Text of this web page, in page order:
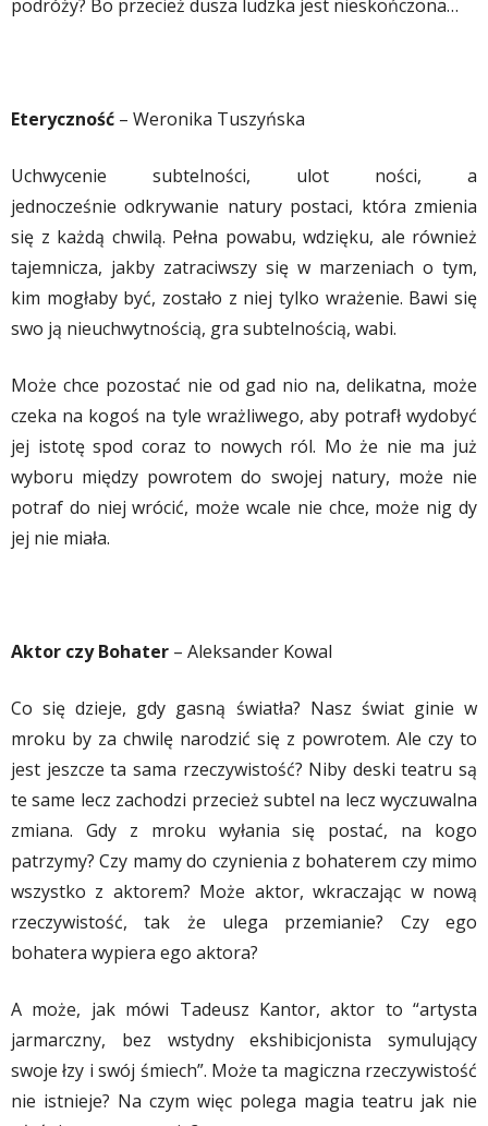
podróży? Bo przecież dusza ludzka jest nieskończona…
Eteryczność – Weronika Tuszyńska
Uchwycenie subtelności, ulot ności, a
jednocześnie odkrywanie natury postaci, która zmienia
się z każdą chwilą. Pełna powabu, wdzięku, ale również
tajemnicza, jakby zatraciwszy się w marzeniach o tym,
kim mogłaby być, zostało z niej tylko wrażenie. Bawi się
swo ją nieuchwytnością, gra subtelnością, wabi.
Może chce pozostać nie od gad nio na, delikatna, może
czeka na kogoś na tyle wrażliwego, aby potrafł wydobyć
jej istotę spod coraz to nowych ról. Mo że nie ma już
wyboru między powrotem do swojej natury, może nie
potraf do niej wrócić, może wcale nie chce, może nig dy
jej nie miała.
Aktor czy Bohater – Aleksander Kowal
Co się dzieje, gdy gasną światła? Nasz świat ginie w
mroku by za chwilę narodzić się z powrotem. Ale czy to
jest jeszcze ta sama rzeczywistość? Niby deski teatru są
te same lecz zachodzi przecież sub­tel na lecz wyczuwalna
zmiana. Gdy z mroku wyłania się postać, na kogo
patrzymy? Czy mamy do czynienia z bohaterem czy mimo
wszystko z aktorem? Może aktor, wkraczając w nową
rzeczywistość, tak że ulega przemianie? Czy ego
bohatera wypiera ego aktora?
A może, jak mówi Tadeusz Kantor, aktor to “artysta
jarmarczny, bez wstydny ekshibicjonista symulujący
swoje łzy i swój śmiech”. Może ta magiczna rzeczywistość
nie istnieje? Na czym więc polega magia teatru jak nie